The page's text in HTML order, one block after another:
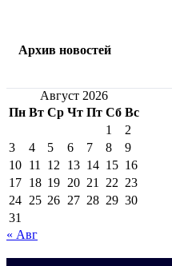
Архив новостей
Август 2026
Пн Вт Ср Чт Пт Сб Вс
1
2
3
4 5 6 7 8
9
10 11 12 13 14 15 16
17 18 19 20 21 22 23
24 25 26 27 28 29 30
31
« Авг